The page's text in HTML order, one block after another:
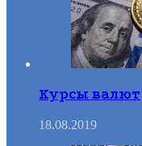
Курсы валют
18.08.2019